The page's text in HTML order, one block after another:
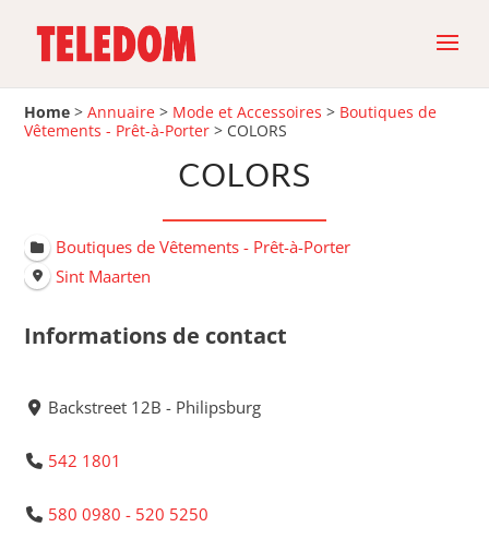
Home >Annuaire > Mode et Accessoires > Boutiques de
Vêtements - Prêt-à-Porter > COLORS
COLORS
Boutiques de Vêtements - Prêt-à-Porter
Sint Maarten
Informations de contact
Backstreet 12B - Philipsburg
542 1801
580 0980 - 520 5250